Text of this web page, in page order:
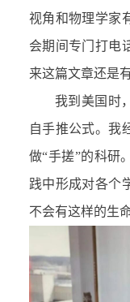
视角和物理学家
会期间专门打电
来这篇文章还是
我到美国时
自手推公式。我
做“手搓”的科研
践中形成对各个
不会有这样的生命